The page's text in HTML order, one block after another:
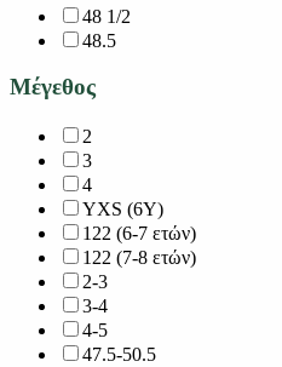
48 1/2
48.5
Μέγεθος
2
3
4
YXS (6Y)
122 (6-7 ετών)
122 (7-8 ετών)
2-3
3-4
4-5
47.5-50.5